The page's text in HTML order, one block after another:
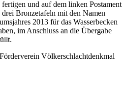
und auf dem linken Postament
Bronzetafeln mit den Namen
2013 für das Wasserbecken
im Anschluss an die Übergabe
Völkerschlachtdenkmal